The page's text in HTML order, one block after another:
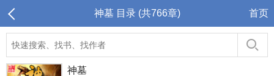
神墓 目录 (共766章) 首页
神墓